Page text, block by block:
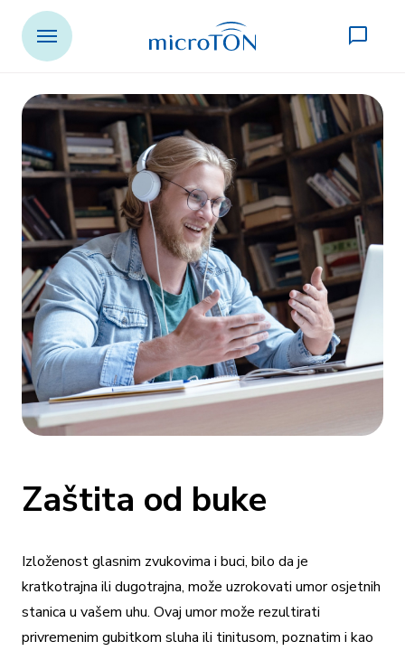
Zaštita od buke
Izloženost glasnim zvukovima i buci, bilo da je
kratkotrajna ili dugotrajna, može uzrokovati umor osjetnih
stanica u vašem uhu. Ovaj umor može rezultirati
privremenim gubitkom sluha ili tinitusom, poznatim i kao